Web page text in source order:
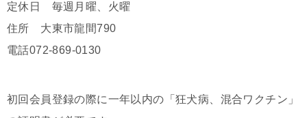
定休日 毎週月曜、火曜
住所 大東市龍間790
電話072-869-0130
初回会員登録の際に一年以内の「狂犬病、混合ワクチン」